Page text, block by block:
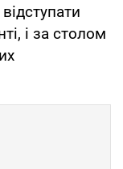
і за столом